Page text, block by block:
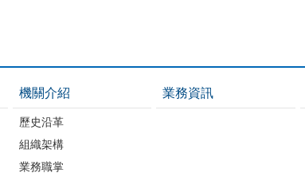
機關介紹
歷史沿革
組織架構
業務職掌
業務資訊